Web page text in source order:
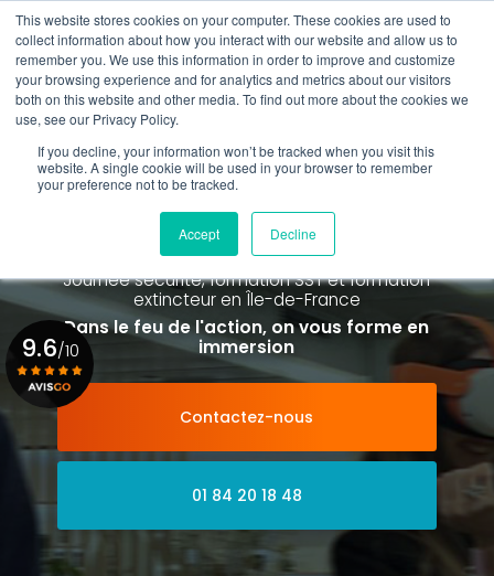
This website stores cookies on your computer. These cookies are used to
collect information about how you interact with our website and allow us to
remember you. We use this information in order to improve and customize
your browsing experience and for analytics and metrics about our visitors
both on this website and other media. To find out more about the cookies we
use, see our Privacy Policy.
If you decline, your information won’t be tracked when you visit this
website. A single cookie will be used in your browser to remember
your preference not to be tracked.
Accept Decline
Aller
au
contenu
principal
01 84 20 18 48
Rappel gratuit
Spécialiste de la formation SST et
de la Formation Incendie
à Paris La Défense depuis 2015
Journée sécurité, formation SST et formation
extincteuren Île-de-France
Dans le feu de l'action, on vous forme en
immersion
Contactez-nous
01 84 20 18 48
9.6/10
Voir le certificat